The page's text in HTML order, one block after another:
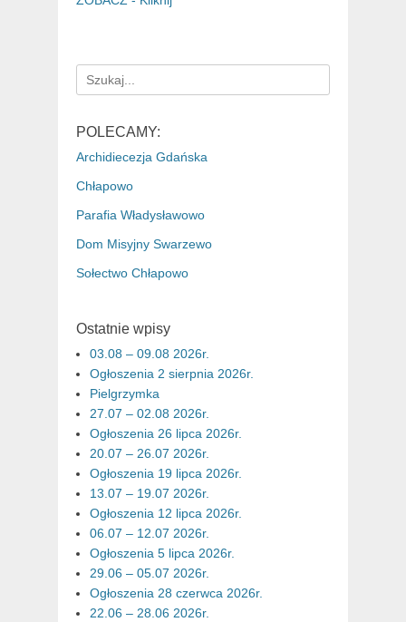
Search
for:
POLECAMY:
Archidiecezja Gdańska
Chłapowo
Parafia Władysławowo
Dom Misyjny Swarzewo
Sołectwo Chłapowo
Ostatnie wpisy
03.08 – 09.08 2026r.
Ogłoszenia 2 sierpnia 2026r.
Pielgrzymka
27.07 – 02.08 2026r.
Ogłoszenia 26 lipca 2026r.
20.07 – 26.07 2026r.
Ogłoszenia 19 lipca 2026r.
13.07 – 19.07 2026r.
Ogłoszenia 12 lipca 2026r.
06.07 – 12.07 2026r.
Ogłoszenia 5 lipca 2026r.
29.06 – 05.07 2026r.
Ogłoszenia 28 czerwca 2026r.
22.06 – 28.06 2026r.